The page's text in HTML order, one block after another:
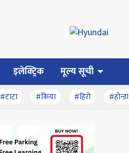
इलेक्ट्रिक मूल्य सूची
#टाटा #किया #हिरो #होन्डा